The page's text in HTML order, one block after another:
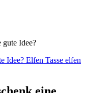
gute Idee?